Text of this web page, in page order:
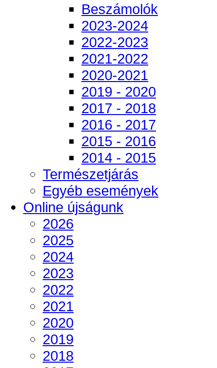
Beszámolók
2023-2024
2022-2023
2021-2022
2020-2021
2019 - 2020
2017 - 2018
2016 - 2017
2015 - 2016
2014 - 2015
Természetjárás
Egyéb események
Online újságunk
2026
2025
2024
2023
2022
2021
2020
2019
2018